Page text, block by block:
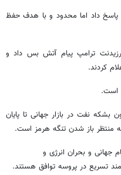
پاسخ داد اما محدود و با هدف حفظ
ترامپ پیام آتش بس داد و
کردند.
است.
بشکه نفت در بازار جهانی تا پایان
منتظر باز شدن تنگه هرمز است.
جهانی و بحران انرژی و
تسریع در پروسه توافق هستند.